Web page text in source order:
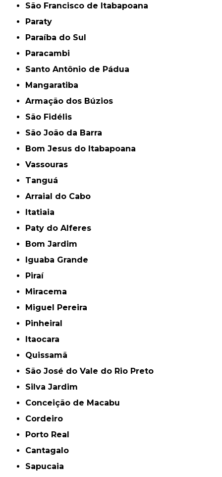
São Francisco de Itabapoana
Paraty
Paraíba do Sul
Paracambi
Santo Antônio de Pádua
Mangaratiba
Armação dos Búzios
São Fidélis
São João da Barra
Bom Jesus do Itabapoana
Vassouras
Tanguá
Arraial do Cabo
Itatiaia
Paty do Alferes
Bom Jardim
Iguaba Grande
Piraí
Miracema
Miguel Pereira
Pinheiral
Itaocara
Quissamã
São José do Vale do Rio Preto
Silva Jardim
Conceição de Macabu
Cordeiro
Porto Real
Cantagalo
Sapucaia